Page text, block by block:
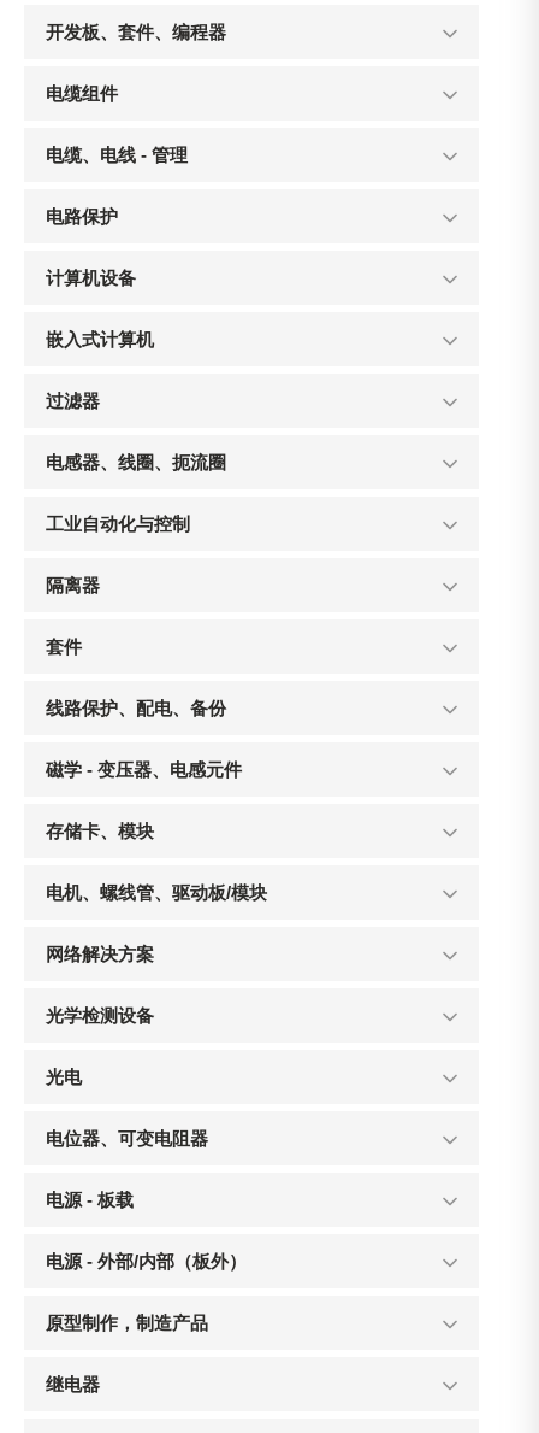
开发板、套件、编程器
电缆组件
电缆、电线 - 管理
电路保护
计算机设备
嵌入式计算机
过滤器
电感器、线圈、扼流圈
工业自动化与控制
隔离器
套件
线路保护、配电、备份
磁学 - 变压器、电感元件
存储卡、模块
电机、螺线管、驱动板/模块
网络解决方案
光学检测设备
光电
电位器、可变电阻器
电源 - 板载
电源 - 外部/内部（板外）
原型制作，制造产品
继电器